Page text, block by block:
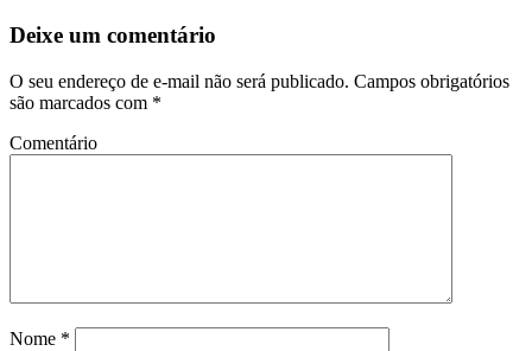
Deixe um comentário
O seu endereço de e-mail não será publicado. Campos obrigatórios
são marcados com *
Comentário
Nome *